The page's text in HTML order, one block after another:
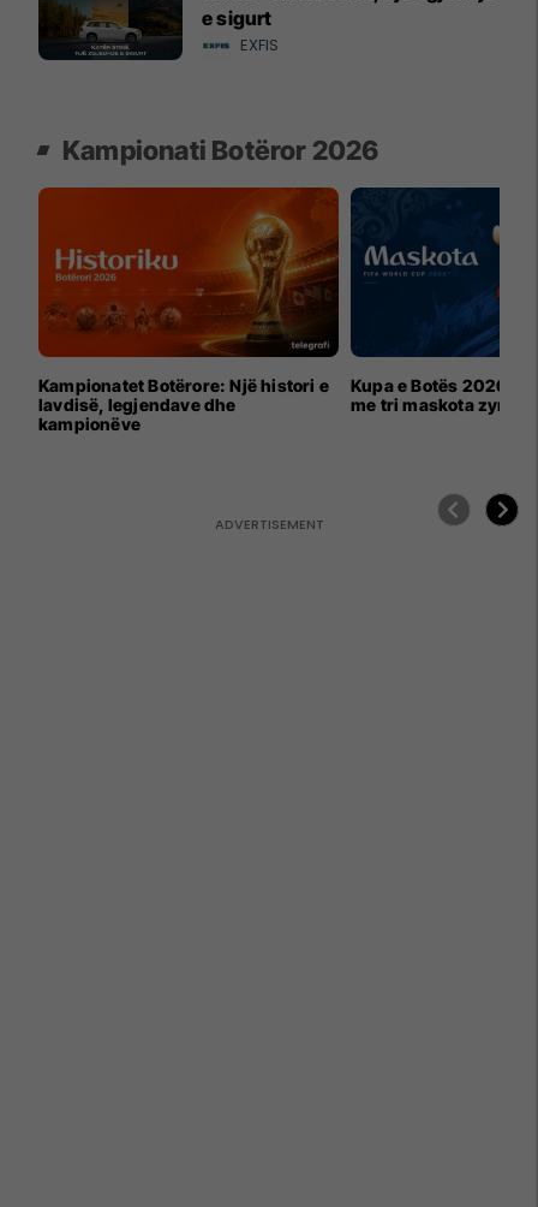
e sigurt
EXFIS
Kampionati Botëror 2026
Kampionatet Botërore: Një histori e
lavdisë, legjendave dhe
kampionëve
Kupa e Botës 2026
me tri maskota zyrtare